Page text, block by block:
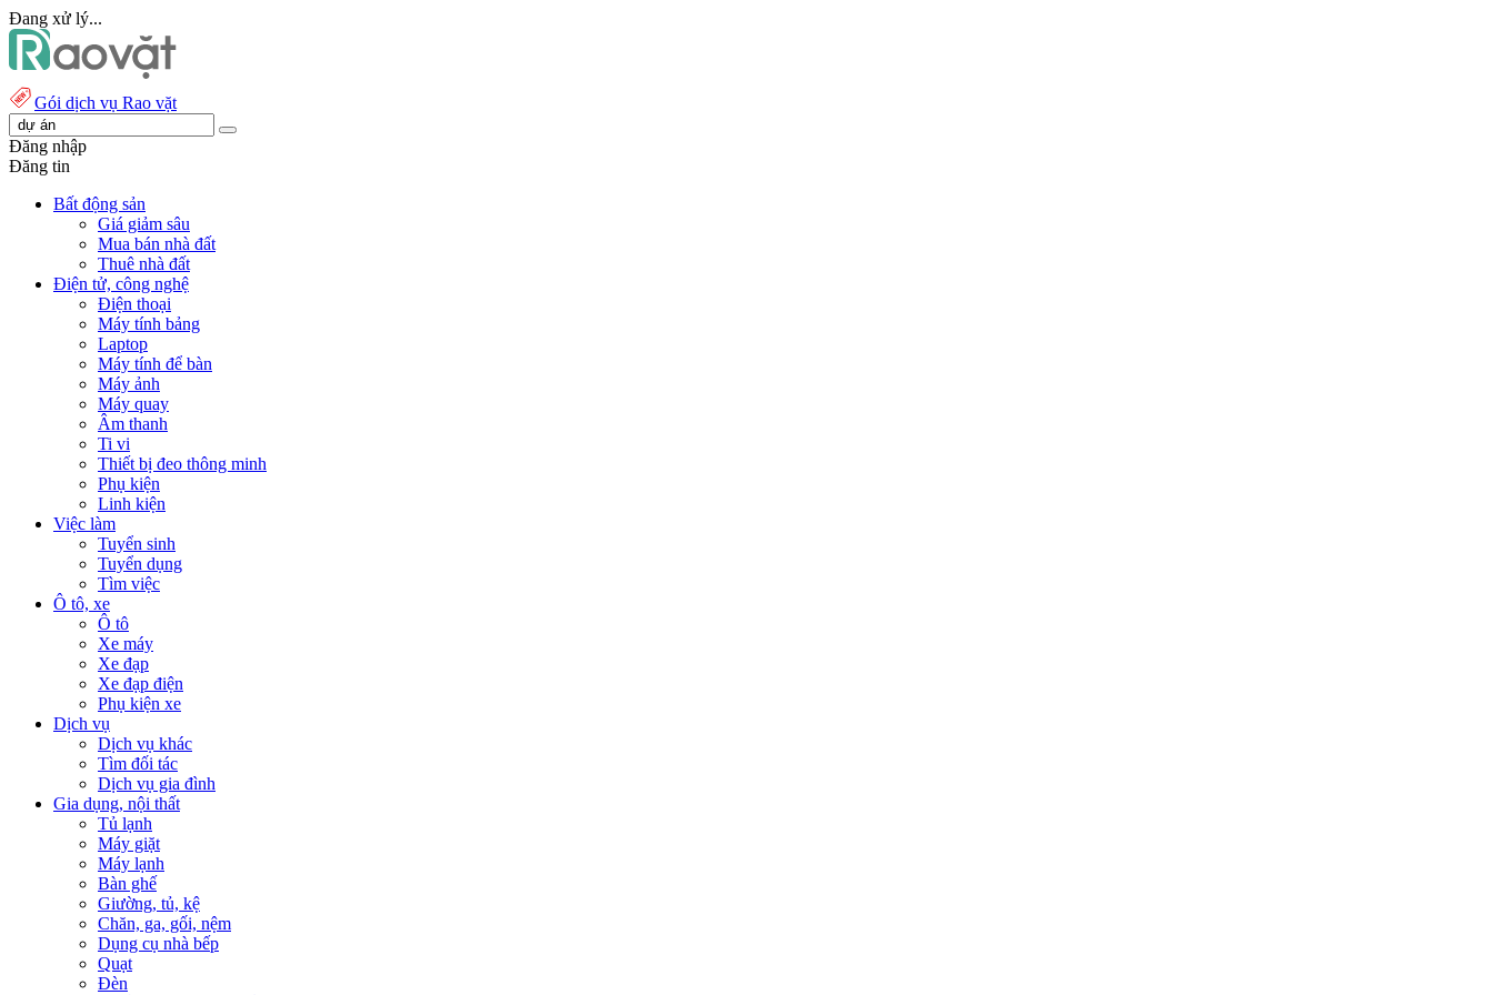
Đang xử lý...
Gói dịch vụ Rao vặt
Đăng nhập
Đăng tin
Bất động sản
Giá giảm sâu
Mua bán nhà đất
Thuê nhà đất
Điện tử, công nghệ
Điện thoại
Máy tính bảng
Laptop
Máy tính để bàn
Máy ảnh
Máy quay
Âm thanh
Ti vi
Thiết bị đeo thông minh
Phụ kiện
Linh kiện
Việc làm
Tuyển sinh
Tuyển dụng
Tìm việc
Ô tô, xe
Ô tô
Xe máy
Xe đạp
Xe đạp điện
Phụ kiện xe
Dịch vụ
Dịch vụ khác
Tìm đối tác
Dịch vụ gia đình
Gia dụng, nội thất
Tủ lạnh
Máy giặt
Máy lạnh
Bàn ghế
Giường, tủ, kệ
Chăn, ga, gối, nệm
Dụng cụ nhà bếp
Quạt
Đèn